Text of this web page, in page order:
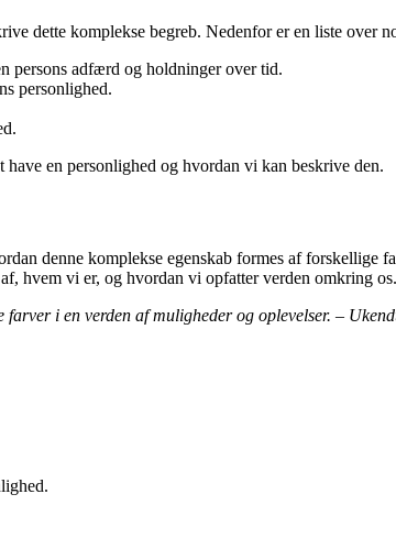
dette komplekse begreb. Nedenfor er en liste over
persons adfærd og holdninger over tid.
personlighed.
en personlighed og hvordan vi kan beskrive den.
denne komplekse egenskab formes af forskellige
hvem vi er, og hvordan vi opfatter verden omkring os.
i en verden af ​​muligheder og oplevelser. –